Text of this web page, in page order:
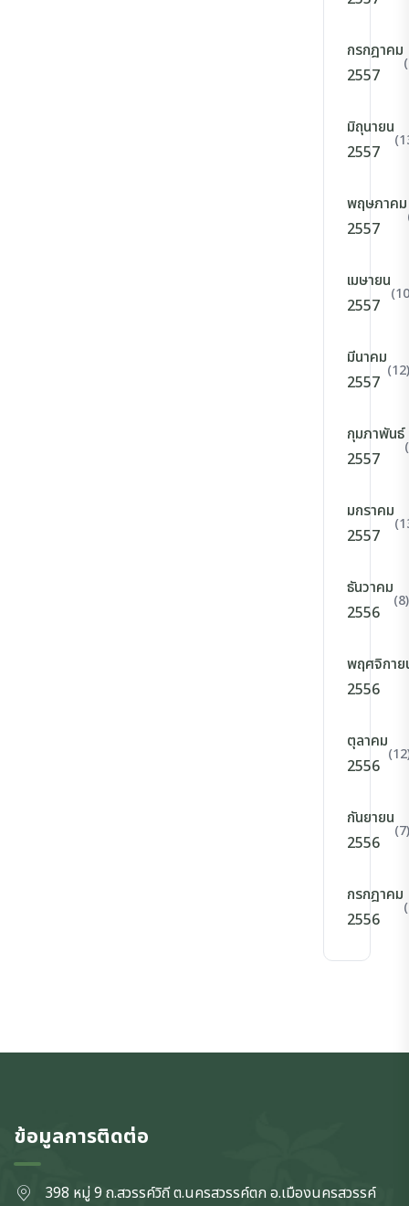
กรกฎาคม
2557
มิถุนายน
2557
พฤษภาคม
2557
เมษายน
2557
มีนาคม
2557
(12)
กุมภาพันธ์
2557
มกราคม
2557
ธันวาคม
2556
(8)
พฤศจิกาย
2556
ตุลาคม
2556
กันยายน
2556
(7)
กรกฎาคม
2556
ข้อมูลการติดต่อ
398 หมู่ 9 ถ.สวรรค์วิถี ต.นครสวรรค์ตก อ.เมืองนครสวรรค์